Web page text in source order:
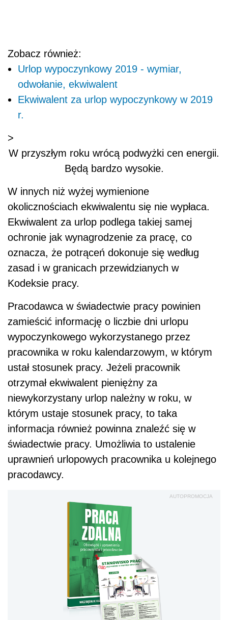
Zobacz również:
Urlop wypoczynkowy 2019 - wymiar,
odwołanie, ekwiwalent
Ekwiwalent za urlop wypoczynkowy w 2019
r.
>
W przyszłym roku wrócą podwyżki cen energii.
Będą bardzo wysokie.
W innych niż wyżej wymienione
okolicznościach ekwiwalentu się nie wypłaca.
Ekwiwalent za urlop podlega takiej samej
ochronie jak wynagrodzenie za pracę, co
oznacza, że potrąceń dokonuje się według
zasad i w granicach przewidzianych w
Kodeksie pracy.
Pracodawca w świadectwie pracy powinien
zamieścić informację o liczbie dni urlopu
wypoczynkowego wykorzystanego przez
pracownika w roku kalendarzowym, w którym
ustał stosunek pracy. Jeżeli pracownik
otrzymał ekwiwalent pieniężny za
niewykorzystany urlop należny w roku, w
którym ustaje stosunek pracy, to taka
informacja również powinna znaleźć się w
świadectwie pracy. Umożliwia to ustalenie
uprawnień urlopowych pracownika u kolejnego
pracodawcy.
AUTOPROMOCJA